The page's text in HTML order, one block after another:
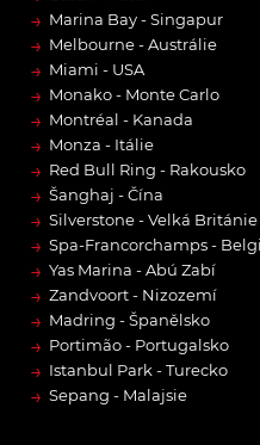
→ Marina Bay - Singapur
→ Melbourne - Austrálie
→ Miami - USA
→ Monako - Monte Carlo
→ Montréal - Kanada
→ Monza - Itálie
→ Red Bull Ring - Rakousko
→ Šanghaj - Čína
→ Silverstone - Velká Británie
→ Spa-Francorchamps -
→ Yas Marina - Abú Zabí
→ Zandvoort - Nizozemí
→ Madring - Španělsko
→ Portimão - Portugalsko
→ Istanbul Park - Turecko
→ Sepang - Malajsie